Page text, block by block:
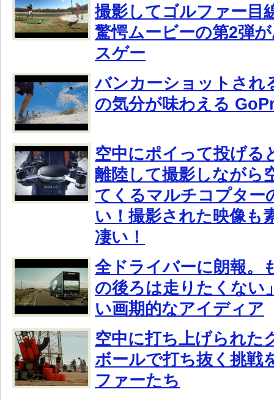
撮影してゴルファー目
驚愕ムービーの第2弾
スゲー
バンカーショットされ
の気分が味わえる
空中にポイって投げる
離陸して撮影しながら
てくるマルチコプター
い！撮影された映像も
凄い！
全ドライバーに朗報。
の後ろは走りたくない
い画期的なアイディア
空中に打ち上げられた
ボールで打ち抜く挑戦
ファーたち